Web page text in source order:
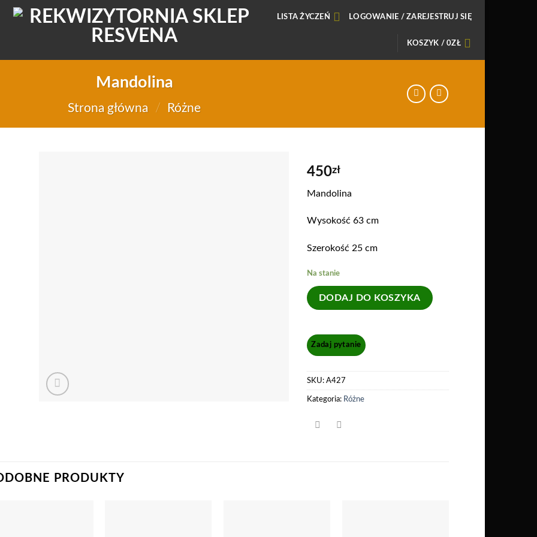
LISTA ŻYCZEŃ LOGOWANIE / ZAREJESTRUJ SIĘ
KOSZYK /0ZŁ
Mandolina
Strona główna / Różne
450zł
Mandolina
Wysokość 63 cm
Szerokość 25 cm
Na stanie
DODAJ DO KOSZYKA
SKU: A427
Kategoria: Różne
PRODUKTY